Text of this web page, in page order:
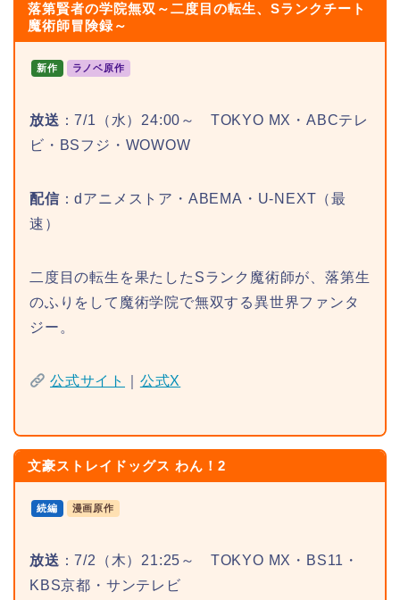
落第賢者の学院無双～二度目の転生、Sランクチート
魔術師冒険録～
新作 ラノベ原作
放送 ：7/1（水）24:00～ TOKYO MX・ABCテレ
ビ・BSフジ・WOWOW
配信 ：dアニメストア・ABEMA・U-NEXT（最
速）
二度目の転生を果たしたSランク魔術師が、落第生
のふりをして魔術学院で無双する異世界ファンタ
ジー。
公式サイト 公式X
文豪ストレイドッグス わん！2
続編 漫画原作
放送 ：7/2（木）21:25～ TOKYO MX・BS11・
KBS京都・サンテレビ